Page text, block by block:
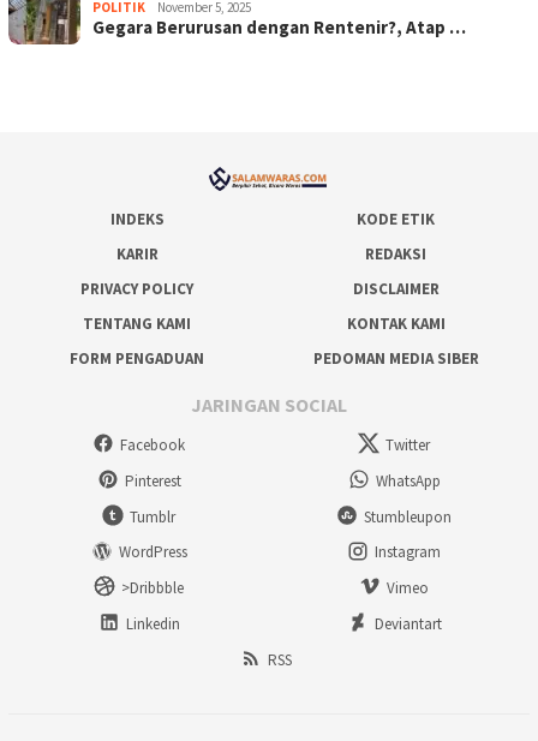
POLITIK
November 5, 2025
Gegara Berurusan dengan Rentenir?, Atap …
INDEKS
KODE ETIK
KARIR
REDAKSI
PRIVACY POLICY
DISCLAIMER
TENTANG KAMI
KONTAK KAMI
FORM PENGADUAN
PEDOMAN MEDIA SIBER
JARINGAN SOCIAL
Facebook
Twitter
Pinterest
WhatsApp
Tumblr
Stumbleupon
WordPress
Instagram
>Dribbble
Vimeo
Linkedin
Deviantart
RSS